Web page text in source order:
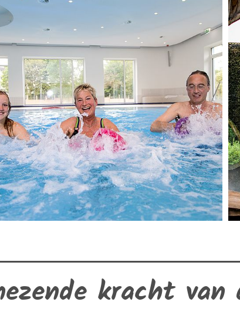
kracht van